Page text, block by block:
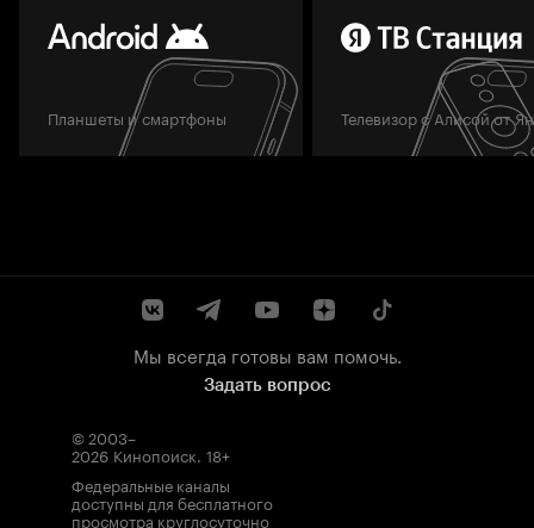
Планшеты и смартфоны Телевизор с Алисой от
Мы всегда готовы вам помочь.
Задать вопрос
© 2003–
2026 Кинопоиск. 18+
Федеральные каналы
доступны для бесплатного
просмотра круглосуточно